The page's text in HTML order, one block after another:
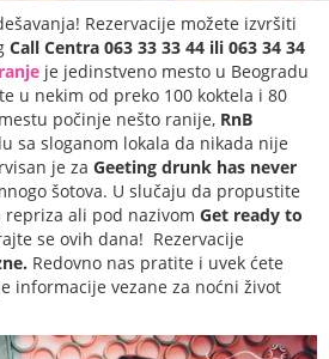
Rezervacije možete izvršiti
Call Centra 063 33 33 44 ili 063 34 34
je jedinstveno mesto u Beogradu
u nekim od preko 100 koktela i 80
počinje nešto ranije, RnB
sa sloganom lokala da nikada nije
je za Geeting drunk has never
šotova. U slučaju da propustite
repriza ali pod nazivom Get ready to
se ovih dana! Rezervacije
Redovno nas pratite i uvek ćete
informacije vezane za noćni život